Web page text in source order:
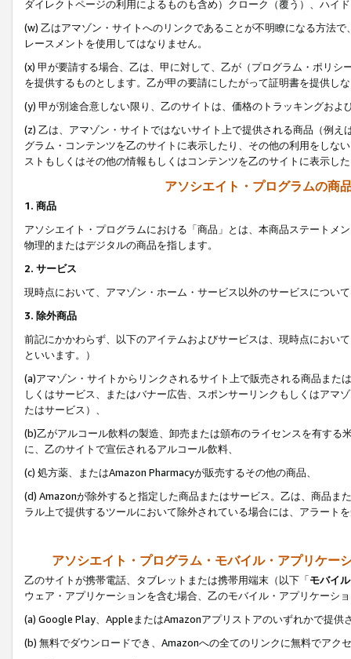
ダイレクトページの利用によるものも含め）クローク（覆う）、ハイ
(w) 乙はアマゾン・サイトへのリンクであることが不明瞭になる方法
レースメントを使用してはなりません。
(x) 甲が要請する場合、乙は、甲に対して、乙が（プログラム・ポリ
を提供するものとします。乙が甲の要請にしたがって証明書を提供し
(y) 甲が別途合意しない限り、乙のサイトは、価格のトラッキングお
(z) 乙は、アマゾン・サイトではないサイト上で提供される商品（例
グラム・コンテンツを乙のサイトに表示したり、その他の利用をしな
ストもしくはその他の情報もしくはコンテンツを乙のサイトに表示し
アソシエイト・プログラムの商
1. 商品
アソシエイト・プログラムにおける「商品」とは、本商品ステートメ
物理的またはデジタルの商品を指します。
2. サービス
現時点において、アマゾン・ホーム・サービス以外のサービスについ
3. 除外商品
前記にかかわらず、以下のアイテムおよびサービスは、現時点におい
といいます。）
(a)アマゾン・サイトからリンクされるサイト上で販売される商品ま
しくはサービス、またはバナー広告、スポンサーリンクもしくはアマ
たはサービス）、
(b)乙がアルコール飲料の製造、卸売または頒布のライセンスを有す
に、乙のサイトで宣伝されるアルコール飲料、
(c) 処方薬、またはAmazon Pharmacyが販売するその他の商品、
(d) Amazonが除外すると指定した商品またはサービス。乙は、商品ま
ラル上で提供するツールにおいて除外されている場合には、アラート
アソシエイト・プログラム・モバイル・アプリケー
乙のサイトが携帯電話、タブレットまたは携帯用端末（以下「モバイ
ウェア・アプリケーションを含む場合、乙のモバイル・アプリケーシ
(a) Google Play、AppleまたはAmazonアプリストアのいずれかで提供
(b) 無料でダウンロードでき、Amazonへの全てのリンクに無料でアク